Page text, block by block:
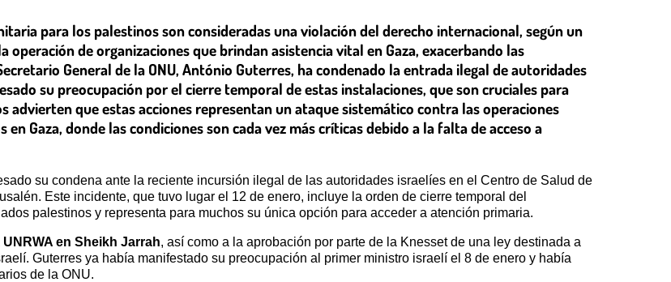
para los palestinos son consideradas una violación del derecho internacional, según un
de organizaciones que brindan asistencia vital en Gaza, exacerbando las
General de la ONU, António Guterres, ha condenado la entrada ilegal de autoridades
su preocupación por el cierre temporal de estas instalaciones, que son cruciales para
advierten que estas acciones representan un ataque sistemático contra las operaciones
Gaza, donde las condiciones son cada vez más críticas debido a la falta de acceso a
su condena ante la reciente incursión ilegal de las autoridades israelíes en el Centro de Salud de
Este incidente, que tuvo lugar el 12 de enero, incluye la orden de cierre temporal del
palestinos y representa para muchos su única opción para acceder a atención primaria.
en Sheikh Jarrah, así como a la aprobación por parte de la Knesset de una ley destinada a
Guterres ya había manifestado su preocupación al primer ministro israelí el 8 de enero y había
de la ONU.